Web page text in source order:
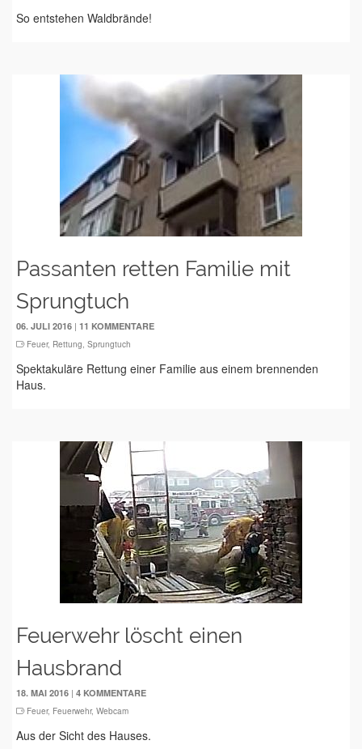
So entstehen Waldbrände!
Passanten retten Familie mit
Sprungtuch
06. JULI 2016 | 11 KOMMENTARE
Feuer, Rettung, Sprungtuch
Spektakuläre Rettung einer Familie aus einem brennenden
Haus.
Feuerwehr löscht einen
Hausbrand
18. MAI 2016 | 4 KOMMENTARE
Feuer, Feuerwehr, Webcam
Aus der Sicht des Hauses.